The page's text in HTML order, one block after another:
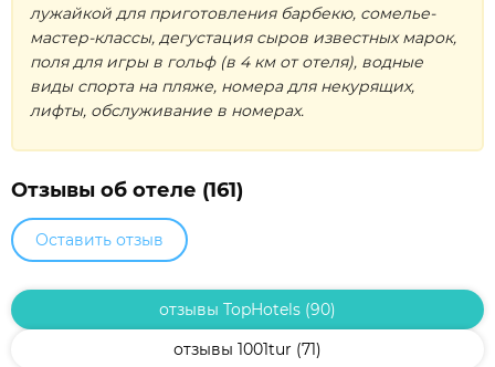
лужайкой для приготовления барбекю, сомелье-
мастер-классы, дегустация сыров известных марок,
поля для игры в гольф (в 4 км от отеля), водные
виды спорта на пляже, номера для некурящих,
лифты, обслуживание в номерах.
Отзывы об отеле (161)
Оставить отзыв
отзывы TopHotels (90)
отзывы 1001tur (71)